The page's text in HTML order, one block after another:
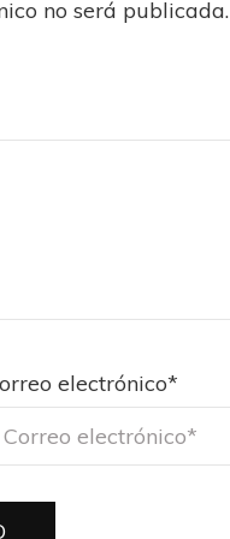
no será publicada.
electrónico*